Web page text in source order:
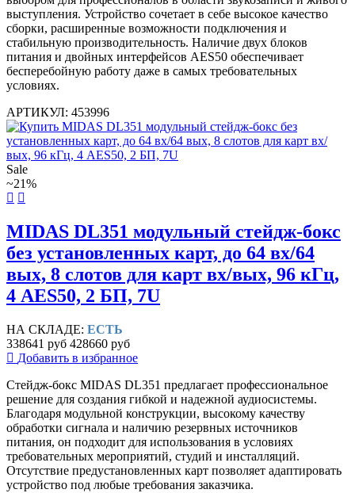
выступления. Устройство сочетает в себе высокое качество
сборки, расширенные возможности подключения и
стабильную производительность. Наличие двух блоков
питания и двойных интерфейсов AES50 обеспечивает
бесперебойную работу даже в самых требовательных
условиях.
АРТИКУЛ: 453996
Sale
~21%
MIDAS DL351 модульный стейдж-бокс
без установленных карт, до 64 вх/64
вых, 8 слотов для карт вх/вых, 96 кГц,
4 AES50, 2 БП, 7U
НА СКЛАДЕ: ЕСТЬ
338641 руб 428660 руб
Добавить в избранное
Стейдж-бокс MIDAS DL351 предлагает профессиональное
решение для создания гибкой и надежной аудиосистемы.
Благодаря модульной конструкции, высокому качеству
обработки сигнала и наличию резервных источников
питания, он подходит для использования в условиях
требовательных мероприятий, студий и инсталляций.
Отсутствие предустановленных карт позволяет адаптировать
устройство под любые требования заказчика.